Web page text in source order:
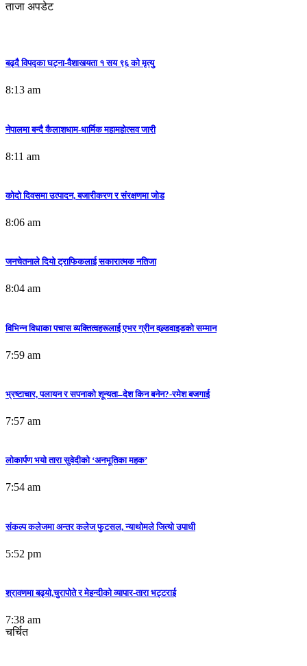
ताजा अपडेट
बढ्दै विपद्का घट्ना-वैशाखयता १ सय ९६ को मृत्यु
8:13 am
नेपालमा बन्दै कैलाशधाम-धार्मिक महामहोत्सव जारी
8:11 am
कोदो दिवसमा उत्पादन, बजारीकरण र संरक्षणमा जोड
8:06 am
जनचेतनाले दियो ट्राफिकलाई सकारात्मक नतिजा
8:04 am
विभिन्न विधाका पचास व्यक्तित्वहरूलाई एभर ग्रीन वल्र्डवाइडको सम्मान
7:59 am
भ्रष्टाचार, पलायन र सपनाको शून्यता–देश किन बनेन?-रमेश बजगाई
7:57 am
लोकार्पण भयो तारा सुवेदीको ‘अनभूतिका महक’
7:54 am
संकल्प कलेजमा अन्तर कलेज फुटसल, न्याथोमले जित्यो उपाधी
5:52 pm
श्रावणमा बढ्यो,चुरापोते र मेहन्दीको व्यापार-तारा भट्टराई
7:38 am
चर्चित